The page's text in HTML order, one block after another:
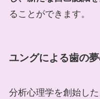
ることができます。
ユングによる歯の
分析心理学を創始し